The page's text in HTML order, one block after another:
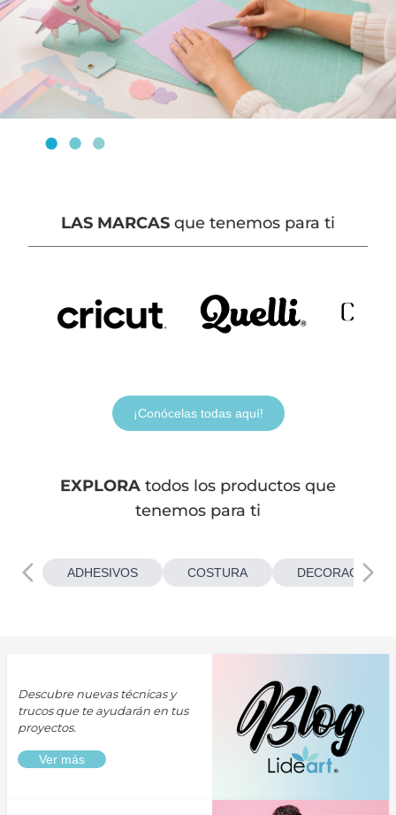
LAS MARCAS que tenemos para ti
¡Conócelas todas aquí!
EXPLORA todos los productos que
tenemos para ti
ADHESIVOS COSTURA
Descubre nuevas técnicas y
trucos que te ayudarán en tus
proyectos.
Ver más